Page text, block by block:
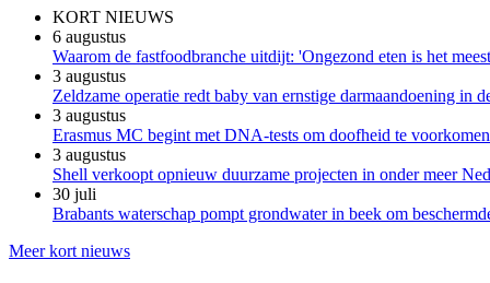
KORT NIEUWS
6 augustus
Waarom de fastfoodbranche uitdijt: 'Ongezond eten is het
3 augustus
Zeldzame operatie redt baby van ernstige darmaandoening in
3 augustus
Erasmus MC begint met DNA-tests om doofheid te
3 augustus
Shell verkoopt opnieuw duurzame projecten in onder meer
30 juli
Brabants waterschap pompt grondwater in beek om
Meer kort nieuws